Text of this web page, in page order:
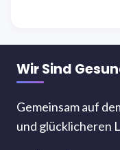
Wir Sind
Gemeinsam auf
und glücklicheren